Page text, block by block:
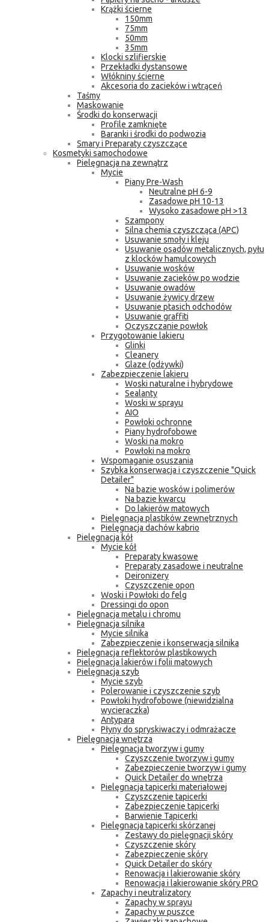
Krążki ścierne
150mm
75mm
50mm
35mm
Klocki szlifierskie
Przekładki dystansowe
Włókniny ścierne
Akcesoria do zacieków i wtrąceń
Taśmy
Maskowanie
Środki do konserwacji
Profile zamknięte
Baranki i środki do podwozia
Smary i Preparaty czyszczące
Kosmetyki samochodowe
Pielęgnacja na zewnątrz
Mycie
Piany Pre-Wash
Neutralne pH 6-9
Zasadowe pH 10-13
Wysoko zasadowe pH >13
Szampony
Silna chemia czyszcząca (APC)
Usuwanie smoły i kleju
Usuwanie osadów metalicznych, pyłu
z klocków hamulcowych
Usuwanie wosków
Usuwanie zacieków po wodzie
Usuwanie owadów
Usuwanie żywicy drzew
Usuwanie ptasich odchodów
Usuwanie graffiti
Oczyszczanie powłok
Przygotowanie lakieru
Glinki
Cleanery
Glaze (odżywki)
Zabezpieczenie lakieru
Woski naturalne i hybrydowe
Sealanty
Woski w sprayu
AIO
Powłoki ochronne
Piany hydrofobowe
Woski na mokro
Powłoki na mokro
Wspomaganie osuszania
Szybka konserwacja i czyszczenie "Quick
Detailer"
Na bazie wosków i polimerów
Na bazie kwarcu
Do lakierów matowych
Pielęgnacja plastików zewnętrznych
Pielęgnacja dachów kabrio
Pielęgnacja kół
Mycie kół
Preparaty kwasowe
Preparaty zasadowe i neutralne
Deironizery
Czyszczenie opon
Woski i Powłoki do felg
Dressingi do opon
Pielęgnacja metalu i chromu
Pielęgnacja silnika
Mycie silnika
Zabezpieczenie i konserwacja silnika
Pielęgnacja reflektorów plastikowych
Pielęgnacja lakierów i folii matowych
Pielęgnacja szyb
Mycie szyb
Polerowanie i czyszczenie szyb
Powłoki hydrofobowe (niewidzialna
wycieraczka)
Antypara
Płyny do spryskiwaczy i odmrażacze
Pielęgnacja wnętrza
Pielęgnacja tworzyw i gumy
Czyszczenie tworzyw i gumy
Zabezpieczenie tworzyw i gumy
Quick Detailer do wnętrza
Pielęgnacja tapicerki materiałowej
Czyszczenie tapicerki
Zabezpieczenie tapicerki
Barwienie Tapicerki
Pielęgnacja tapicerki skórzanej
Zestawy do pielęgnacji skóry
Czyszczenie skóry
Zabezpieczenie skóry
Quick Detailer do skóry
Renowacja i lakierowanie skóry
Renowacja i lakierowanie skóry PRO
Zapachy i neutralizatory
Zapachy w sprayu
Zapachy w puszce